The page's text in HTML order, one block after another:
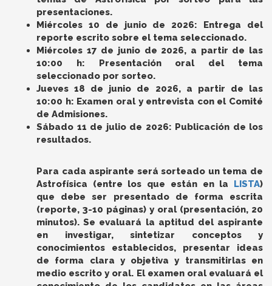
presentaciones.
Miércoles 10 de junio de 2026: Entrega del
reporte escrito sobre el tema seleccionado.
Miércoles 17 de junio de 2026, a partir de las
10:00 h: Presentación oral del tema
seleccionado por sorteo.
Jueves 18 de junio de 2026, a partir de las
10:00 h: Examen oral y entrevista con el Comité
de Admisiones.
Sábado 11 de julio de 2026: Publicación de los
resultados.
Para cada aspirante será sorteado un tema de
Astrofísica (entre los que están en la LISTA)
que debe ser presentado de forma escrita
(reporte, 3-10 páginas) y oral (presentación, 20
minutos). Se evaluará la aptitud del aspirante
en investigar, sintetizar conceptos y
conocimientos establecidos, presentar ideas
de forma clara y objetiva y transmitirlas en
medio escrito y oral. El examen oral evaluará el